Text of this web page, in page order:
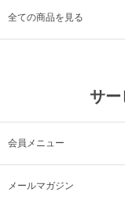
全ての商品を見る
サー
会員メニュー
メールマガジン